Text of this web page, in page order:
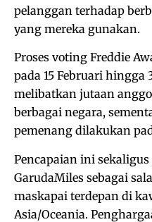
pelanggan terhadap
yang mereka gunakan.
Proses voting Freddie
pada 15 Februari hingga
melibatkan jutaan
berbagai negara,
pemenang dilakukan
Pencapaian ini
GarudaMiles sebagai
maskapai terdepan di
Asia/Oceania.